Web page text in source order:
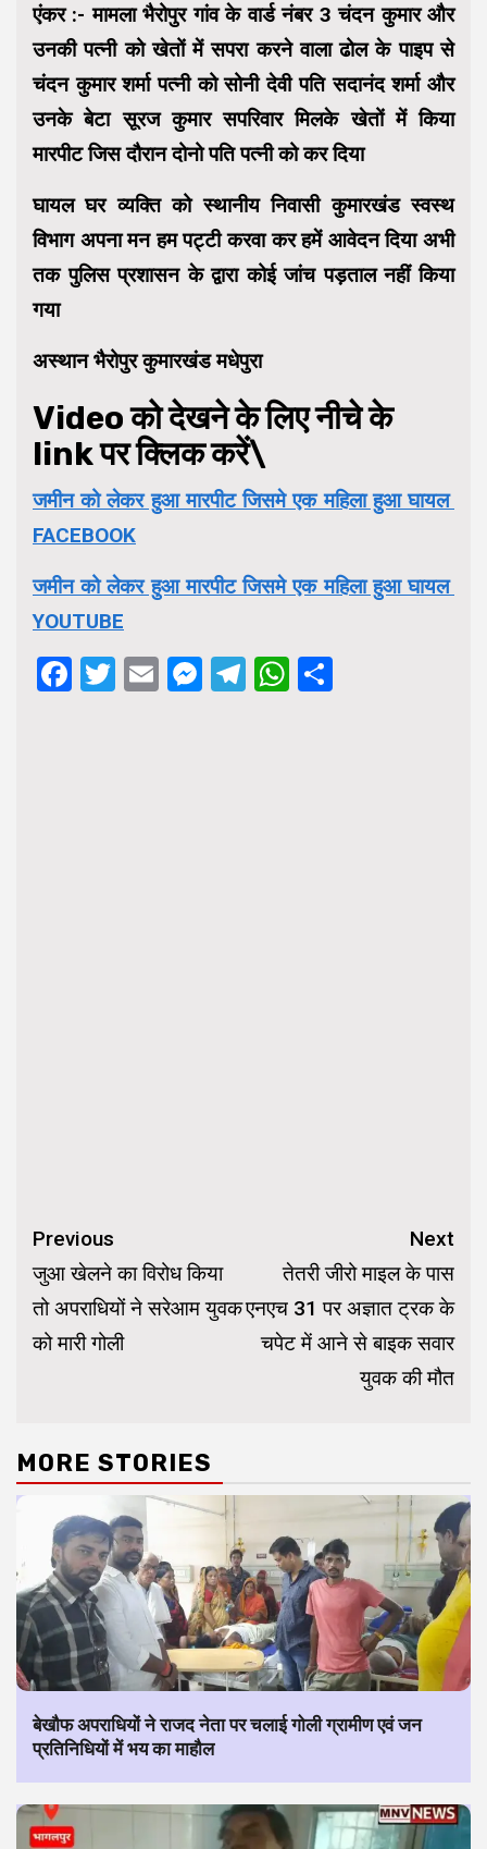
एंकर :- मामला भैरोपुर गांव के वार्ड नंबर 3 चंदन कुमार और
उनकी पत्नी को खेतों में सपरा करने वाला ढोल के पाइप से
चंदन कुमार शर्मा पत्नी को सोनी देवी पति सदानंद शर्मा और
उनके बेटा सूरज कुमार सपरिवार मिलके खेतों में किया
मारपीट जिस दौरान दोनो पति पत्नी को कर दिया
घायल घर व्यक्ति को स्थानीय निवासी कुमारखंड स्वस्थ
विभाग अपना मन हम पट्टी करवा कर हमें आवेदन दिया अभी
तक पुलिस प्रशासन के द्वारा कोई जांच पड़ताल नहीं किया
गया
अस्थान भैरोपुर कुमारखंड मधेपुरा
Video को देखने के लिए नीचे के
link पर क्लिक करें\
जमीन को लेकर हुआ मारपीट जिसमे एक महिला हुआ घायल
FACEBOOK
जमीन को लेकर हुआ मारपीट जिसमे एक महिला हुआ घायल
YOUTUBE
Facebook
Twitter
EmailMessenger
Telegram
WhatsApp
Continue
Reading
Previous
जुआ खेलने का विरोध किया
तो अपराधियों ने सरेआम युवक
को मारी गोली
Next
तेतरी जीरो माइल के पास
एनएच 31 पर अज्ञात ट्रक के
चपेट में आने से बाइक सवार
युवक की मौत
MORE STORIES
बेखौफ अपराधियों ने राजद नेता पर चलाई गोली ग्रामीण एवं जन
प्रतिनिधियों में भय का माहौल